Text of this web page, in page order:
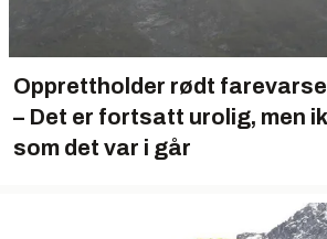
Opprettholder rødt
– Det er fortsatt urolig, men
som det var i går